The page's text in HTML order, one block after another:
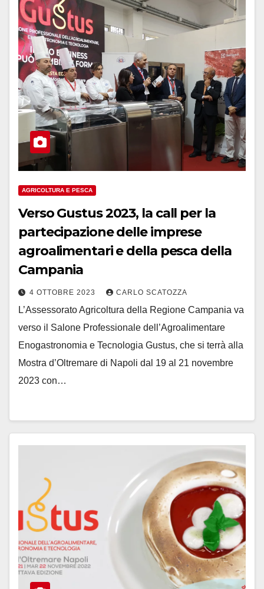
AGRICOLTURA E PESCA
Verso Gustus 2023, la call per la
partecipazione delle imprese
agroalimentari e della pesca della
Campania
4 OTTOBRE 2023 CARLO SCATOZZA
L’Assessorato Agricoltura della Regione Campania va
verso il Salone Professionale dell’Agroalimentare
Enogastronomia e Tecnologia Gustus, che si terrà alla
Mostra d’Oltremare di Napoli dal 19 al 21 novembre
2023 con…